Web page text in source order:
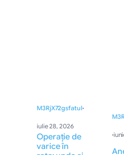
M3RjX72gsfatul·
iulie 28, 2026
Operație de
varice în
·